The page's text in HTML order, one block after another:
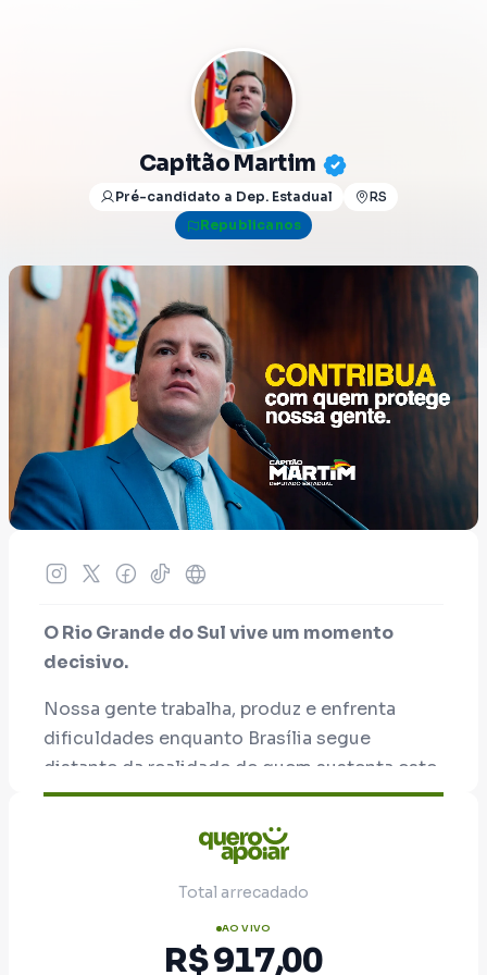
Capitão Martim
Pré-candidato a Dep. Estadual
RS
Republicanos
O Rio Grande do Sul vive um momento
decisivo.
Nossa gente trabalha, produz e enfrenta
dificuldades enquanto Brasília segue
distante da realidade de quem sustenta este
país.
Servi o Brasil nas Forças Especiais da Marinha
coragem, disciplina e responsabilidade. Foi
com esse espírito que entrei na vida pública.
Total arrecadado
AO VIVO
R$ 917,00